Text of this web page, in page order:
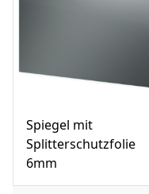
Spiegel mit
Splitterschutzfolie
6mm